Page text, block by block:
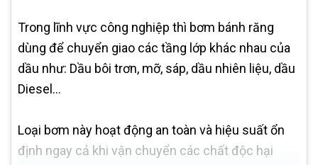
Trong lĩnh vực công nghiệp thì bơm bánh răng
dùng để chuyển giao các tầng lớp khác nhau của
dầu như: Dầu bôi trơn, mỡ, sáp, dầu nhiên liệu, dầu
Diesel…
Loại bơm này hoạt động an toàn và hiệu suất ổn
định ngay cả khi vận chuyển các chất độc hại